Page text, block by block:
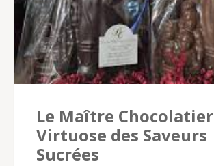
Le Maître
Virtuose des Saveurs
Sucrées